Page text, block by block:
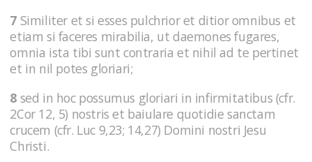
7 Similiter et si esses pulchrior et ditior omnibus et
etiam si faceres mirabilia, ut daemones fugares,
omnia ista tibi sunt contraria et nihil ad te pertinet
et in nil potes gloriari;
8 sed in hoc possumus gloriari in infirmitatibus (cfr.
2Cor 12, 5) nostris et baiulare quotidie sanctam
crucem (cfr. Luc 9,23; 14,27) Domini nostri Jesu
Christi.